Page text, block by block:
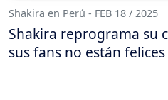
Shakira en Perú - FEB 18 / 2025
Shakira reprograma su
sus fans no están felices